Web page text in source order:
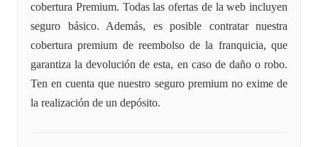
cobertura Premium. Todas las ofertas de la web incluyen
seguro básico. Además, es posible contratar nuestra
cobertura premium de reembolso de la franquicia, que
garantiza la devolución de esta, en caso de daño o robo.
Ten en cuenta que nuestro seguro premium no exime de
la realización de un depósito.